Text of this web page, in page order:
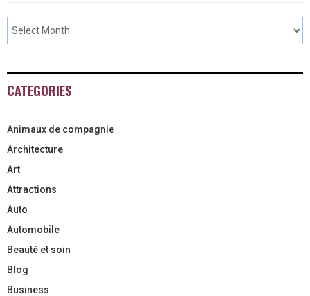
CATEGORIES
Animaux de compagnie
Architecture
Art
Attractions
Auto
Automobile
Beauté et soin
Blog
Business